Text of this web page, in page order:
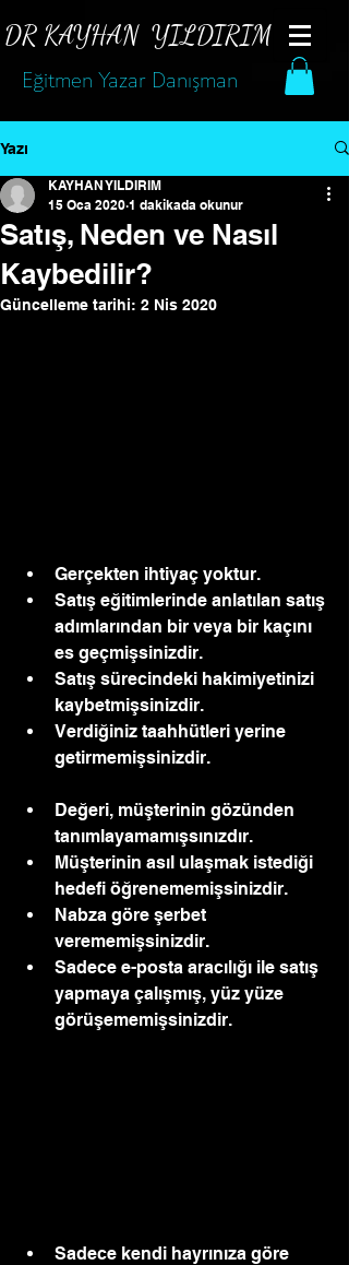
Eğitmen Yazar Danışman
DR KAYHAN YILDIRIM
Yazı
Satış, Neden ve Nasıl
Kaybedilir?
KAYHAN YILDIRIM
15 Oca 2020 1 dakikada okunur
Güncelleme tarihi: 2 Nis 2020
Gerçekten ihtiyaç yoktur.
Satış eğitimlerinde anlatılan satış
adımlarından bir veya bir kaçını
es geçmişsinizdir.
Satış sürecindeki hakimiyetinizi
kaybetmişsinizdir.
Verdiğiniz taahhütleri yerine
getirmemişsinizdir.
Değeri, müşterinin gözünden
tanımlayamamışsınızdır.
Müşterinin asıl ulaşmak istediği
hedefi öğrenememişsinizdir.
Nabza göre şerbet
verememişsinizdir.
Sadece e-posta aracılığı ile satış
yapmaya çalışmış, yüz yüze
görüşememişsinizdir.
Sadece kendi hayrınıza göre